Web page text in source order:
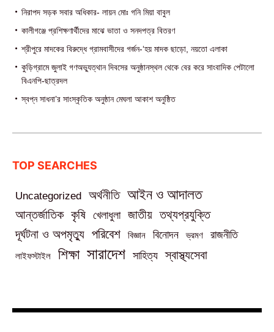
নিরাপদ সড়ক সবার অধিকার- লায়ন মোঃ গনি মিয়া বাবুল
কালীগঞ্জে প্রশিক্ষণার্থীদের মাঝে ভাতা ও সনদপত্র বিতরণ
শ্রীপুরে মাদকের বিরুদ্ধে গ্রামবাসীদের গর্জন-‘হয় মাদক ছাড়ো, নয়তো এলাকা
কুড়িগ্রামে জুলাই গণঅভ্যুত্থান দিবসের অনুষ্ঠানস্থল থেকে বের করে সাংবাদিক পেটালো
বিএনপি-ছাত্রদল
স্বপ্ন সাধনা’র সাংস্কৃতিক অনুষ্ঠান মেঘলা আকাশ অনুষ্ঠিত
TOP SEARCHES
Uncategorized অর্থনীতি আইন ও আদালত
আন্তর্জাতিক কৃষি খেলাধুলা জাতীয় তথ্যপ্রযুক্তি
দূর্ঘটনা ও অপমৃত্যু পরিবেশ বিজ্ঞান বিনোদন ভ্রমণ রাজনীতি
লাইফস্টাইল শিক্ষা সারাদেশ সাহিত্য স্বাস্থ্যসেবা